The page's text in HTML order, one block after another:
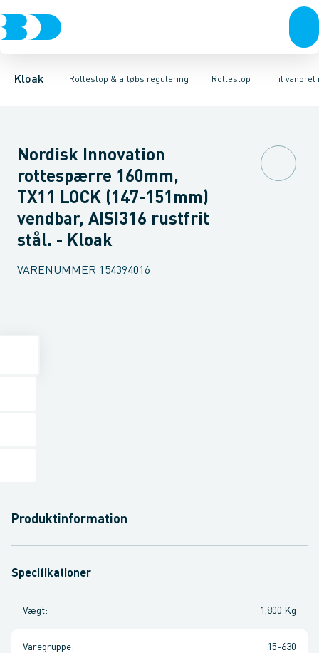
Kloak Rottestop & afløbs regulering
Rør & fittingsBrønde BrøndgodsLinjeafvandingTanke,
Rottestop
Højvands lukkereAfløbs reguleringRottestop Til
Til lodret monteringTil vandret monteringTilbehør til
Nordisk Innovation
rottespærre 160mm,
TX11 LOCK (147-151mm)
vendbar, AISI316 rustfrit
stål. - Kloak
VARENUMMER 154394016
Produktinformation
Specifikationer
Vægt: 1,800 Kg
Varegruppe: 15-630